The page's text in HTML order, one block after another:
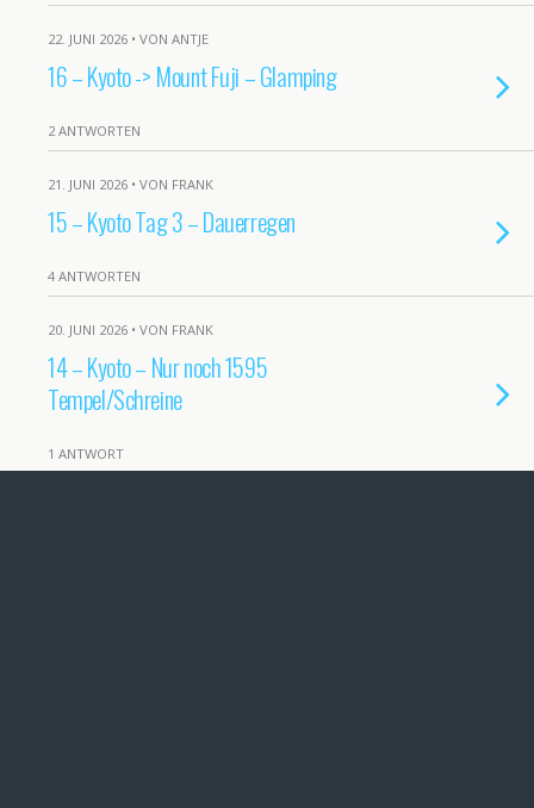
22. JUNI 2026 • VON ANTJE
16 – Kyoto -> Mount Fuji – Glamping
2 ANTWORTEN
21. JUNI 2026 • VON FRANK
15 – Kyoto Tag 3 – Dauerregen
4 ANTWORTEN
20. JUNI 2026 • VON FRANK
14 – Kyoto – Nur noch 1595
Tempel/Schreine
1 ANTWORT